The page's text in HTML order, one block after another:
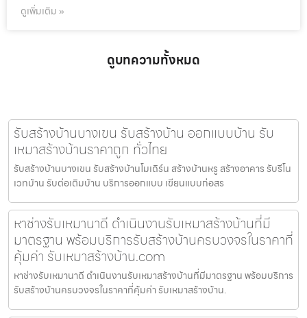
ดูเพิ่มเติม »
ดูบทความทั้งหมด
รับสร้างบ้านบางเขน รับสร้างบ้าน ออกแบบบ้าน รับ
เหมาสร้างบ้านราคาถูก ทั่วไทย
รับสร้างบ้านบางเขน รับสร้างบ้านโมเดิร์น สร้างบ้านหรู สร้างอาคาร รับรีโน
เวทบ้าน รับต่อเติมบ้าน บริการออกแบบ เขียนแบบก่อสร
หาช่างรับเหมานาดี ดำเนินงานรับเหมาสร้างบ้านที่มี
มาตรฐาน พร้อมบริการรับสร้างบ้านครบวงจรในราคาที่
คุ้มค่า รับเหมาสร้างบ้าน.com
หาช่างรับเหมานาดี ดำเนินงานรับเหมาสร้างบ้านที่มีมาตรฐาน พร้อมบริการ
รับสร้างบ้านครบวงจรในราคาที่คุ้มค่า รับเหมาสร้างบ้าน.